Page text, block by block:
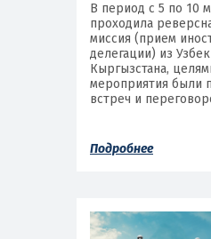
В период с 5 по 10
проходила
миссия (прием
делегации) из
Кыргызстана,
мероприятия были
встреч и
Подробнее